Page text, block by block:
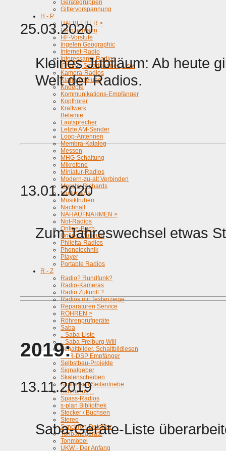
Gerätegruppen
Gittervorspannung
H - P
HALBLEITER >
Heinzelmann
HF-Vorstufe
Ingelen Geographic
Internet-Radio
Interessante Radios
iPhone, Smartphones, usw.
Kamera-Radios
Klangregelung
Knoepfe
Kommunikations-Empfänger
Kopfhörer
Kraftwerk
Belamie
Lautsprecher
Letzte AM-Sender
Loop-Antennen
Membra-Katalog
Messen
MHG-Schaltung
Mikrofone
Miniatur-Radios
Modern-zu-alt Verbinden
Morphy Richards
Multimedia
Musiktruhen
Nachhall
NAHAUFNAHMEN >
Not-Radios
Online-Buch
Online-Museum
Philetta-Radios
Phonotechnik
Player
Portable Radios
R - Z
Radio? Rundfunk?
Radio-Kameras
Radio Zukunft ?
Radios mit Textanzeige
Reparaturen Service
RÖHREN >
Röhrenprüfgeräte
Saba
.. Saba-Liste
.. Saba Freiburg WIII
Schaltbilder, Schaltbildlesen
SDR-DSP Empfänger
Selbstbau-Projekte
Signalgeber
Skalenscheiben
Skalenseil Seilantriebe
Schnurlos ...
Spass-Radios
s-plan Bibliothek
Stecker / Buchsen
Stereo
Synchron-Detektor
Tonbandgeräte
Tonmöbel
UKW - Der Anfang
25.03.2020
Kleines Jubiläum: Ab heute
Welt der Radios.
13.01.2020
Zum Jahreswechsel etwas
2019:
13.11.2019
Saba-Geräte-Liste